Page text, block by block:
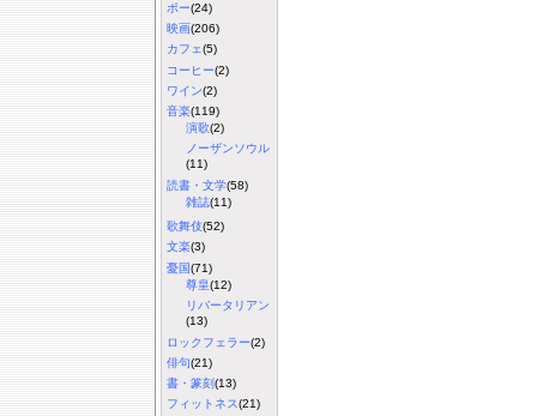
ポー(24)
映画(206)
カフェ(5)
コーヒー(2)
ワイン(2)
音楽(119)
演歌(2)
ノーザンソウル
(11)
読書・文学(58)
雑誌(11)
歌舞伎(52)
文楽(3)
憂国(71)
尊皇(12)
リバータリアン
(13)
ロックフェラー(2)
俳句(21)
書・篆刻(13)
フィットネス(21)